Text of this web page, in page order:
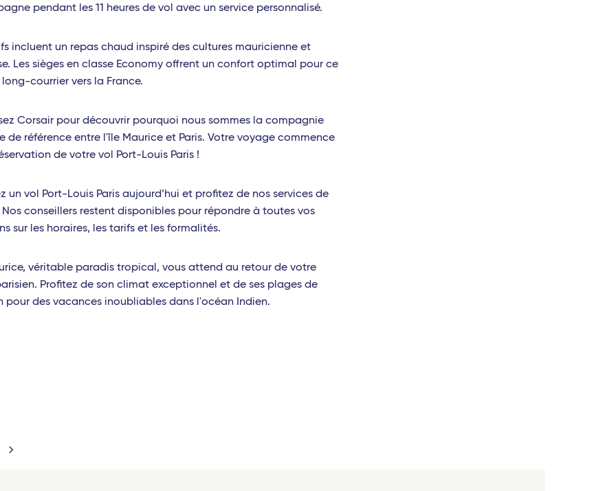
pendant les 11 heures de vol avec un service personnalisé.
incluent un repas chaud inspiré des cultures mauricienne et
Les sièges en classe Economy offrent un confort optimal pour ce
courrier vers la France.
Corsair pour découvrir pourquoi nous sommes la compagnie
de référence entre l'île Maurice et Paris. Votre voyage commence
de votre vol Port-Louis Paris !
un vol Port-Louis Paris aujourd’hui et profitez de nos services de
conseillers restent disponibles pour répondre à toutes vos
sur les horaires, les tarifs et les formalités.
véritable paradis tropical, vous attend au retour de votre
Profitez de son climat exceptionnel et de ses plages de
pour des vacances inoubliables dans l'océan Indien.